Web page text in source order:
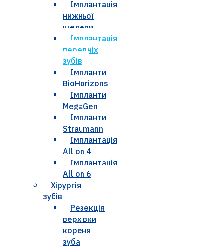
Імплантація
нижньої
щелепи
Імплантація
передніх
зубів
Імпланти
BioHorizons
Імпланти
MegaGen
Імпланти
Straumann
Імплантація
All on 4
Імплантація
All on 6
Хірургія
зубів
Резекція
верхівки
кореня
зуба